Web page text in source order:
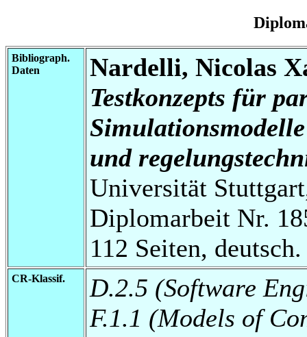
Bibliograph.
Daten
Nardelli, Nicolas
Testkonzepts für
und
Universität
Diplomarbeit Nr.
112 Seiten, deutsch.
CR-Klassif.
D.2.5 (Software
F.1.1 (Models of